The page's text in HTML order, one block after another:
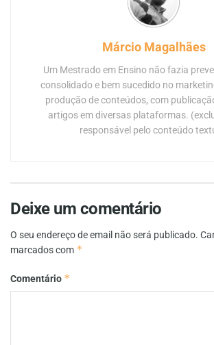
Márcio Magalhães
Um Mestrado em Ensino não fazia
consolidado e bem sucedido no
produção de conteúdos, com
artigos em diversas plataformas.
responsável pelo conteúdo
Deixe um comentário
O seu endereço de email não será publicado.
marcados com *
Comentário *